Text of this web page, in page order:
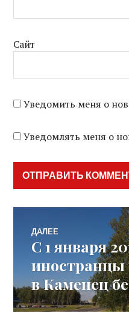
Сайт
Уведомить меня о
Уведомлять меня о
по
записям
ДАЛЕЕ
Следующая
С 1 января
иностранцы
в Каменец